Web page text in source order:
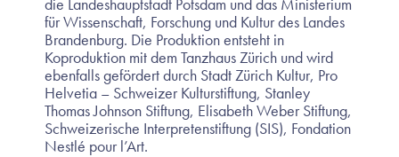
für Wissenschaft, Forschung und Kultur des Landes
Brandenburg. Die Produktion entsteht in
Koproduktion mit dem Tanzhaus Zürich und wird
ebenfalls gefördert durch Stadt Zürich Kultur, Pro
Helvetia – Schweizer Kulturstiftung, Stanley
Thomas Johnson Stiftung, Elisabeth Weber Stiftung,
Schweizerische Interpretenstiftung (SIS), Fondation
Nestlé pour l’Art.